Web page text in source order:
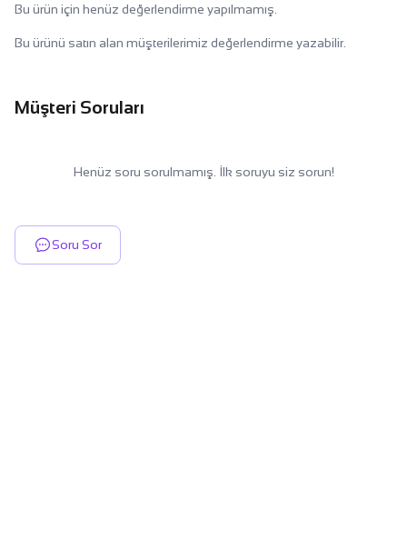
Bu ürün için henüz değerlendirme yapılmamış.
Bu ürünü satın alan müşterilerimiz değerlendirme yazabilir.
Müşteri Soruları
Henüz soru sorulmamış. İlk soruyu siz sorun!
Soru Sor